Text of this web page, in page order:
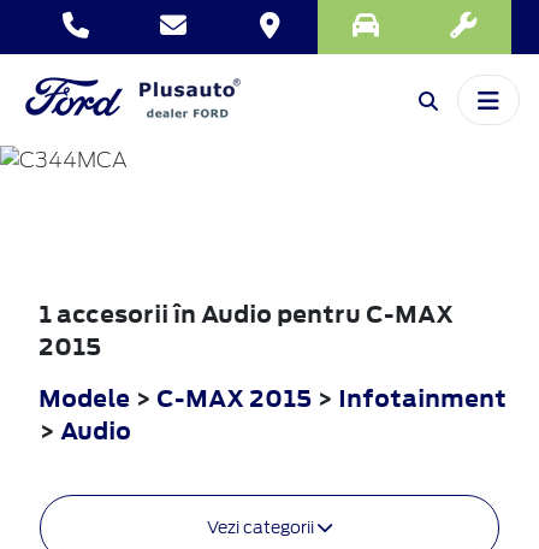
C-MAX
1 accesorii în Audio pentru C-MAX
2015
Modele > C-MAX 2015 > Infotainment
> Audio
Vezi categorii